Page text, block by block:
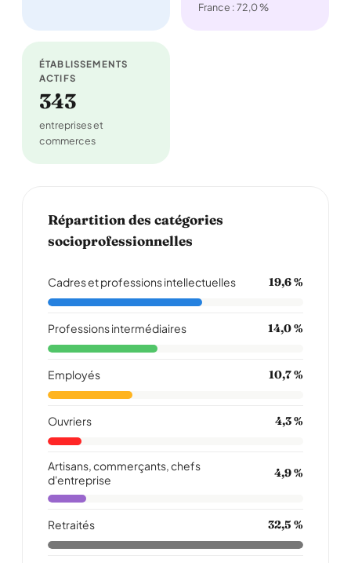
France : 72,0 %
ÉTABLISSEMENTS
ACTIFS
343
entreprises et
commerces
Répartition des catégories
socioprofessionnelles
Cadres et professions intellectuelles 19,6 %
Professions intermédiaires 14,0 %
Employés 10,7 %
Ouvriers 4,3 %
Artisans, commerçants, chefs
d'entreprise
4,9 %
Retraités 32,5 %